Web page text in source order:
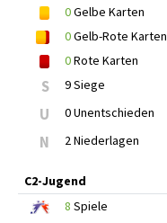
0Gelbe Karten
0Gelb-Rote Karten
0Rote Karten
S 9 Siege
U 0 Unentschieden
N 2 Niederlagen
C2-Jugend
8 Spiele